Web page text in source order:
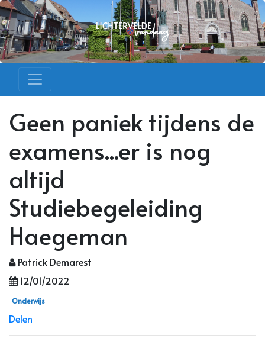
Geen paniek tijdens de
examens...er is nog
altijd
Studiebegeleiding
Haegeman
Patrick Demarest
12/01/2022
Onderwijs
Delen